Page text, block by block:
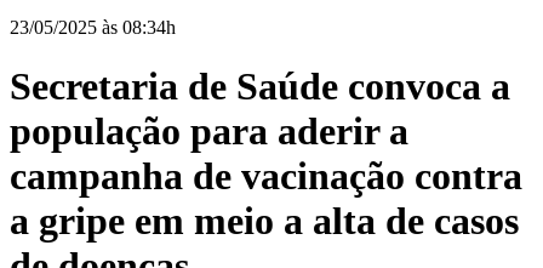
23/05/2025 às 08:34h
Secretaria de Saúde convoca a
população para aderir a
campanha de vacinação contra
a gripe em meio a alta de casos